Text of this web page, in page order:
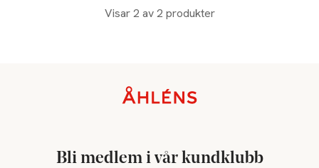
Visar 2 av 2 produkter
Bli medlem i vår kundklubb